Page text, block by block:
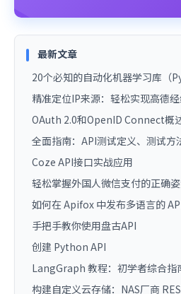
最新文章
20个必知的自动化机器学习库（
精准定位IP来源：轻松实现高德
OAuth 2.0和OpenID Connect概
全面指南：API测试定义、测试方
Coze API接口实战应用
轻松掌握外国人微信支付的正确
如何在 Apifox 中发布多语言的 API
手把手教你使用盘古API
创建 Python API
LangGraph 教程：初学者综合指
构建自定义云存储：NAS厂商